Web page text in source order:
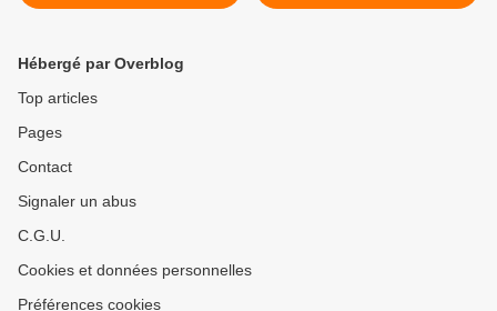
Hébergé par Overblog
Top articles
Pages
Contact
Signaler un abus
C.G.U.
Cookies et données personnelles
Préférences cookies